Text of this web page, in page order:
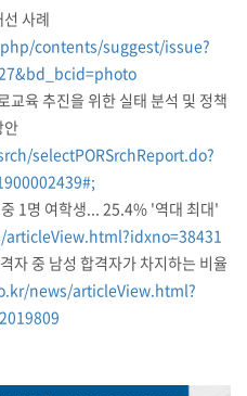
사례
contents/suggest/issue?
육 추진을 위한 실태 분석 및 정책
안
selectPORSrchReport.do?
1명 여학생... 25.4% '역대 최대'
자 중 남성 합격자가 차지하는 비율
news/articleView.html?